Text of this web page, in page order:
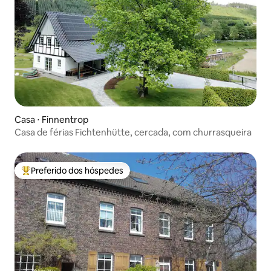
Casa ⋅ Finnentrop
Casa de férias Fichtenhütte, cercada, com churrasqueira
Entre os melhores preferidos dos hóspedes
Preferido dos hóspedes